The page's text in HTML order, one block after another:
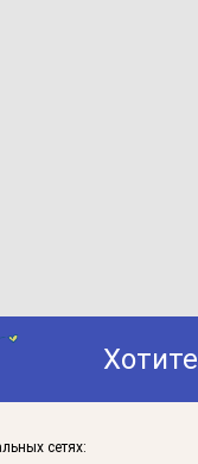
сетях: